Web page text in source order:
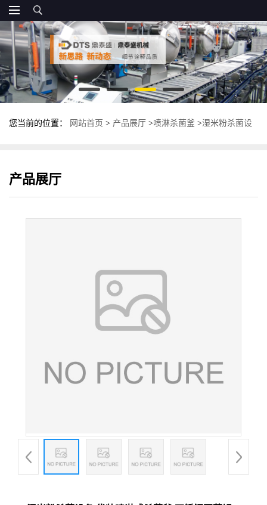
您当前的位置： 网站首页 > 产品展厅 >喷淋杀菌釜 >湿米粉杀菌设
产品展厅